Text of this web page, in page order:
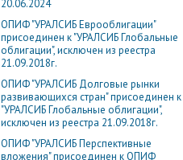
20.06.2024
ОПИФ "УРАЛСИБ Еврооблигации"
присоединен к "УРАЛСИБ Глобальные
облигации", исключен из реестра
21.09.2018г.
ОПИФ "УРАЛСИБ Долговые рынки
развивающихся стран" присоединен к
"УРАЛСИБ Глобальные облигации",
исключен из реестра 21.09.2018г.
ОПИФ "УРАЛСИБ Перcпективные
вложения" присоединен к ОПИФ